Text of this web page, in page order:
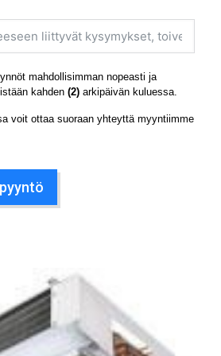
mahdollisimman nopeasti ja
kahden (2) arkipäivän kuluessa.
voit ottaa suoraan yhteyttä myyntiimme